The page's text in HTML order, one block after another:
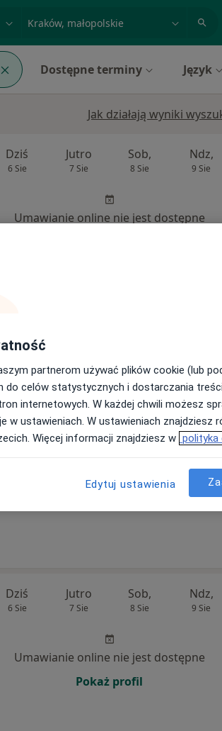
miasto lub dzielnica
Dostępne terminy Język
Jak działają wyniki
Dziś
6 Sie
Jutro
7 Sie
Sob,
8 Sie
Ndz,
9 Sie
Umawianie online nie jest dostępne
Dziś
6 Sie
Jutro
7 Sie
Sob,
8 Sie
Ndz,
9 Sie
Umawianie online nie jest dostępne
Dziś
6 Sie
Jutro
7 Sie
Sob,
8 Sie
Ndz,
9 Sie
Umawianie online nie jest dostępne
Pokaż profil
partnerom używać plików cookie (lub
do celów statystycznych i dostarczania
internetowych. W każdej chwili możesz
w ustawieniach. W ustawieniach znajdziesz
Więcej informacji znajdziesz w polityka
Edytuj ustawienia